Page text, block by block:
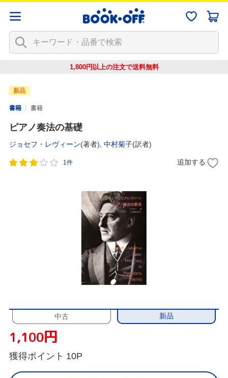
1,800円以上の注文で送料無料
新品
書籍 書籍
ピアノ奏法の基礎
ジョセフ・レヴィーン(著者), 中村菊子(訳者)
1件 追加する
中古 新品
1,100円
獲得ポイント 10P